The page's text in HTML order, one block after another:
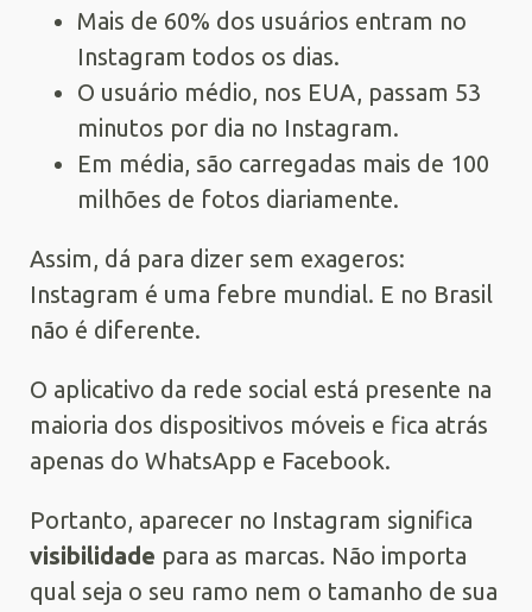
Mais de 60% dos usuários entram no
Instagram todos os dias.
O usuário médio, nos EUA, passam 53
minutos por dia no Instagram.
Em média, são carregadas mais de 100
milhões de fotos diariamente.
Assim, dá para dizer sem exageros:
Instagram é uma febre mundial. E no Brasil
não é diferente.
O aplicativo da rede social está presente na
maioria dos dispositivos móveis e fica atrás
apenas do WhatsApp e Facebook.
Portanto, aparecer no Instagram significa
visibilidade para as marcas. Não importa
qual seja o seu ramo nem o tamanho de sua